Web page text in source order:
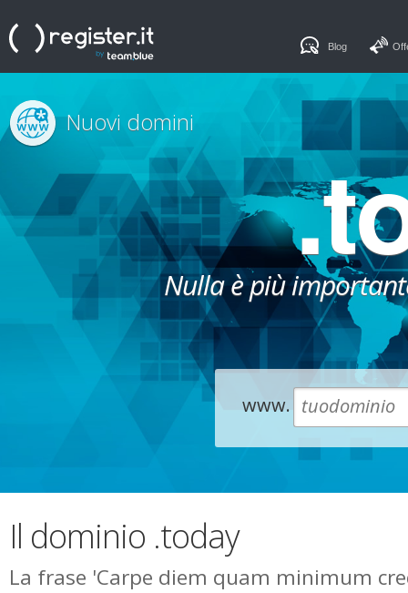
Blog
Nulla è più
Nuovi domini
www.
Il dominio .today
La frase 'Carpe diem quam minimum